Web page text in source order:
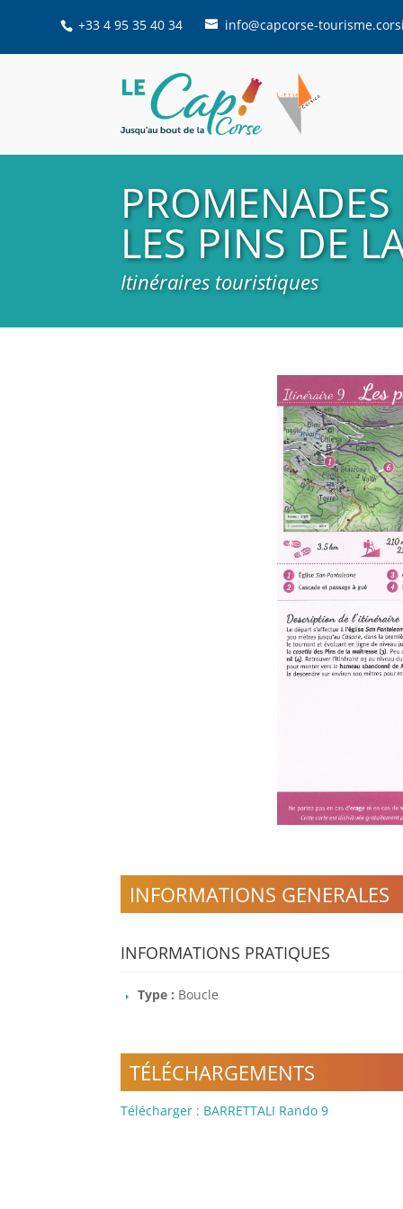
+33 4 95 35 40 34 info@capcorse-
LES PINS DE
Itinéraires touristiques
INFORMATIONS GENERALES
INFORMATIONS PRATIQUES
Type : Boucle
TÉLÉCHARGEMENTS
Télécharger : BARRETTALI Rando 9